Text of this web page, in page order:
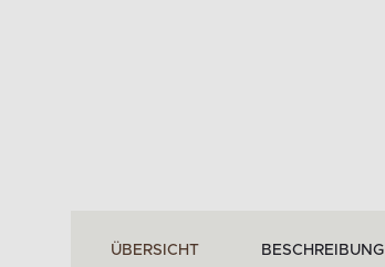
ÜBERSICHT BESCHREIBUNG